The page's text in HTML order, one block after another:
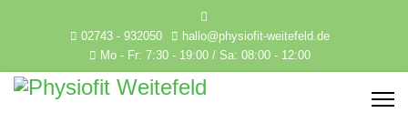
02743 - 932050
hallo@physiofit-weitefeld.de
Mo - Fr: 7:30 - 19:00 / Sa: 08:00 - 12:00